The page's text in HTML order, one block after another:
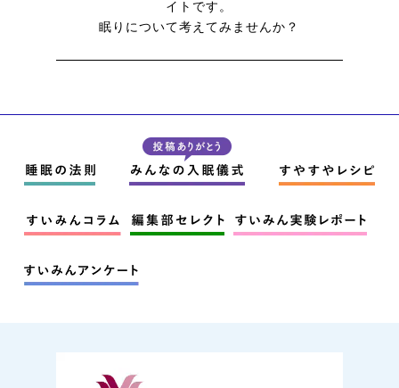
イトです。
眠りについて考えてみませんか？